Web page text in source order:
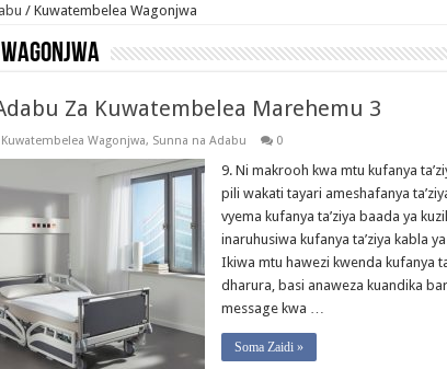
/ Kuwatembelea Wagonjwa
Za Kuwatembelea Marehemu 3
Kuwatembelea Wagonjwa, Sunna na Adabu 0
9. Ni makrooh kwa mtu kufanya
pili wakati tayari ameshafanya
vyema kufanya ta’ziya baada ya
inaruhusiwa kufanya ta’ziya kabla
Ikiwa mtu hawezi kwenda kufanya
dharura, basi anaweza kuandika
message kwa …
Soma Zaidi »